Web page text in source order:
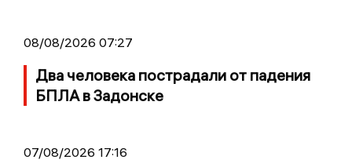
08/08/2026 07:27
Два человека пострадали от падения
БПЛА в Задонске
07/08/2026 17:16